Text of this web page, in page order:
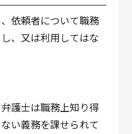
依頼者について職務
、又は利用してはな
護士は職務上知り得
い義務を課せられて